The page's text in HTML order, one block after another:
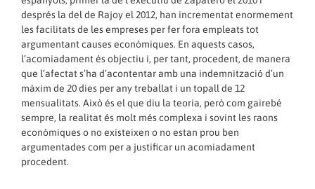
després la del de Rajoy el 2012, han incrementat enormement
les facilitats de les empreses per fer fora empleats tot
argumentant causes econòmiques. En aquests casos,
l’acomiadament és objectiu i, per tant, procedent, de manera
que l’afectat s’ha d’acontentar amb una indemnització d’un
màxim de 20 dies per any treballat i un topall de 12
mensualitats. Això és el que diu la teoria, però com gairebé
sempre, la realitat és molt més complexa i sovint les raons
econòmiques o no existeixen o no estan prou ben
argumentades com per a justificar un acomiadament
procedent.